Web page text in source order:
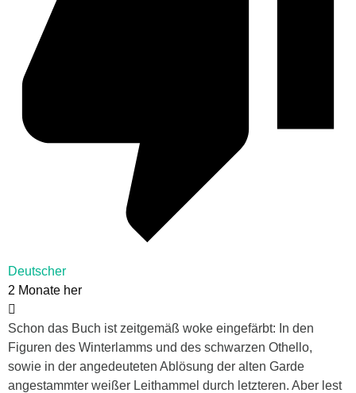
Deutscher
2 Monate her
Schon das Buch ist zeitgemäß woke eingefärbt: In den
Figuren des Winterlamms und des schwarzen Othello,
sowie in der angedeuteten Ablösung der alten Garde
angestammter weißer Leithammel durch letzteren. Aber lest